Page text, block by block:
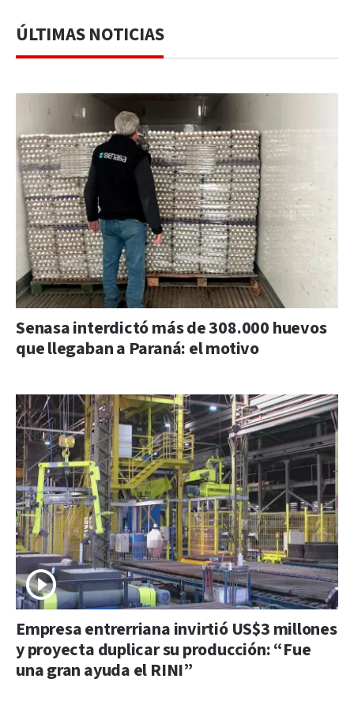
ÚLTIMAS NOTICIAS
Senasa interdictó más de 308.000 huevos
que llegaban a Paraná: el motivo
Empresa entrerriana invirtió US$3 millones
y proyecta duplicar su producción: “Fue
una gran ayuda el RINI”